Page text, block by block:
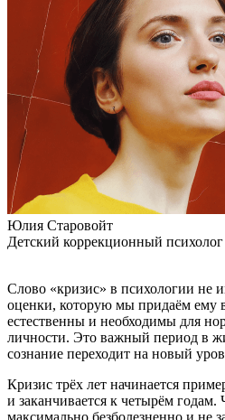
Юлия Старовойт
Детский коррекционный
Слово «кризис» в психологии не
оценки, которую мы придаём ему
естественны и необходимы для
личности. Это важный период в
сознание переходит на новый
Кризис трёх лет начинается
и заканчивается к четырём